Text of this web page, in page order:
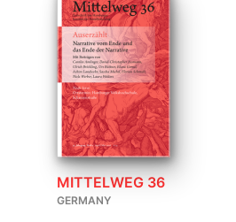
MITTELWEG 36
GERMANY